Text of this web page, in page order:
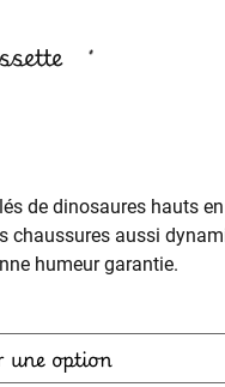
de dinosaures hauts
chaussures aussi
humeur garantie.